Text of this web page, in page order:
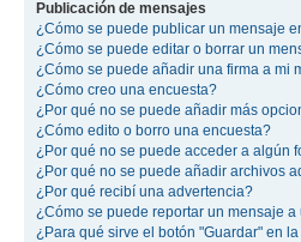
Publicación de mensajes
¿Cómo se puede publicar un mensaje
¿Cómo se puede editar o borrar un
¿Cómo se puede añadir una firma a mi
¿Cómo creo una encuesta?
¿Por qué no se puede añadir más
¿Cómo edito o borro una encuesta?
¿Por qué no se puede acceder a algún
¿Por qué no se puede añadir archivos
¿Por qué recibí una advertencia?
¿Cómo se puede reportar un mensaje
¿Para qué sirve el botón "Guardar" en